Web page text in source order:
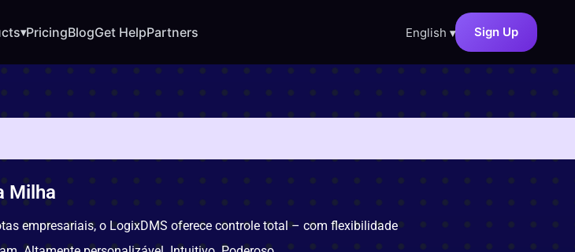
▾PricingBlogGet HelpPartners English ▾ Sign Up
Milha
empresariais, o LogixDMS oferece controle total – com flexibilidade